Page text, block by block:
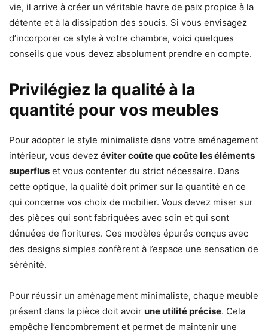
vie, il arrive à créer un véritable havre de paix propice à la
détente et à la dissipation des soucis. Si vous envisagez
d’incorporer ce style à votre chambre, voici quelques
conseils que vous devez absolument prendre en compte.
Privilégiez la qualité à la
quantité pour vos meubles
Pour adopter le style minimaliste dans votre aménagement
intérieur, vous devez éviter coûte que coûte les éléments
superflus et vous contenter du strict nécessaire. Dans
cette optique, la qualité doit primer sur la quantité en ce
qui concerne vos choix de mobilier. Vous devez miser sur
des pièces qui sont fabriquées avec soin et qui sont
dénuées de fioritures. Ces modèles épurés conçus avec
des designs simples confèrent à l’espace une sensation de
sérénité.
Pour réussir un aménagement minimaliste, chaque meuble
présent dans la pièce doit avoir une utilité précise. Cela
empêche l’encombrement et permet de maintenir une